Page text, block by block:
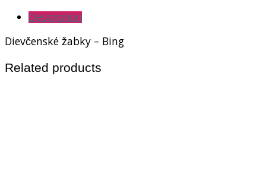
Description
Dievčenské žabky – Bing
Related products